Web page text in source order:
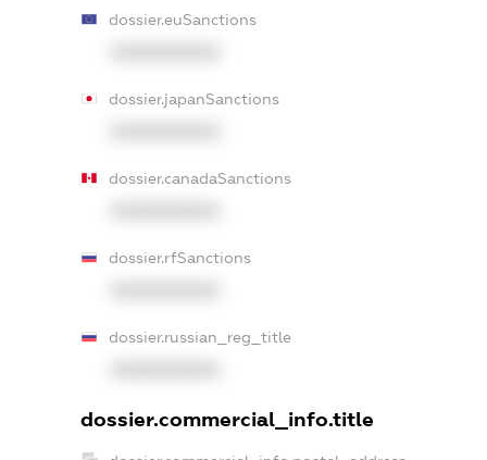
dossier.euSanctions
dossier.japanSanctions
dossier.canadaSanctions
dossier.rfSanctions
dossier.russian_reg_title
dossier.commercial_info.title